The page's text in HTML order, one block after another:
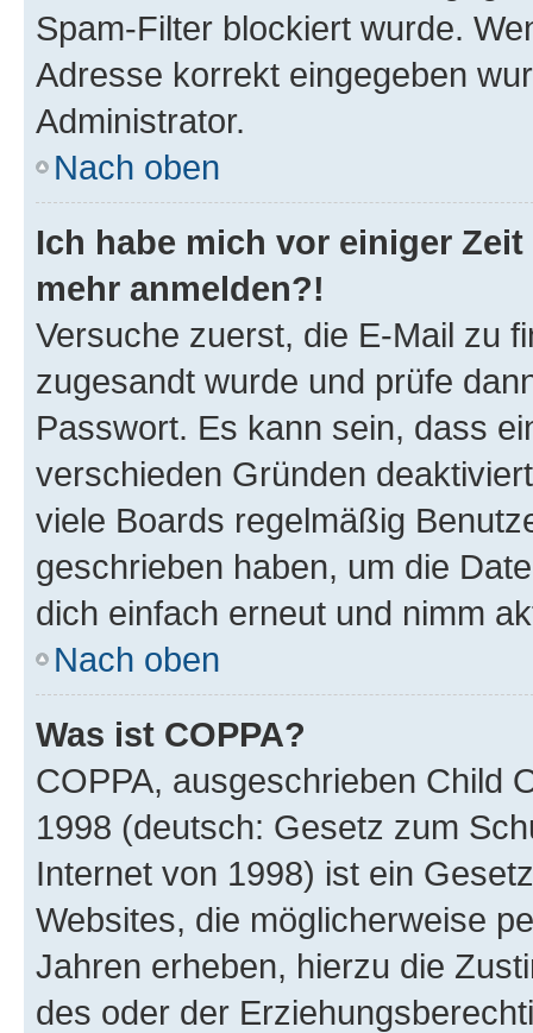
Spam-Filter blockiert wurde.
Adresse korrekt eingegeben
Administrator.
Nach oben
Ich habe mich vor einiger
mehr anmelden?!
Versuche zuerst, die E-Mail zu
zugesandt wurde und prüfe
Passwort. Es kann sein, dass
verschieden Gründen
viele Boards regelmäßig
geschrieben haben, um die
dich einfach erneut und nimm
Nach oben
Was ist COPPA?
COPPA, ausgeschrieben Child
1998 (deutsch: Gesetz zum
Internet von 1998) ist ein
Websites, die möglicherweise
Jahren erheben, hierzu die
des oder der